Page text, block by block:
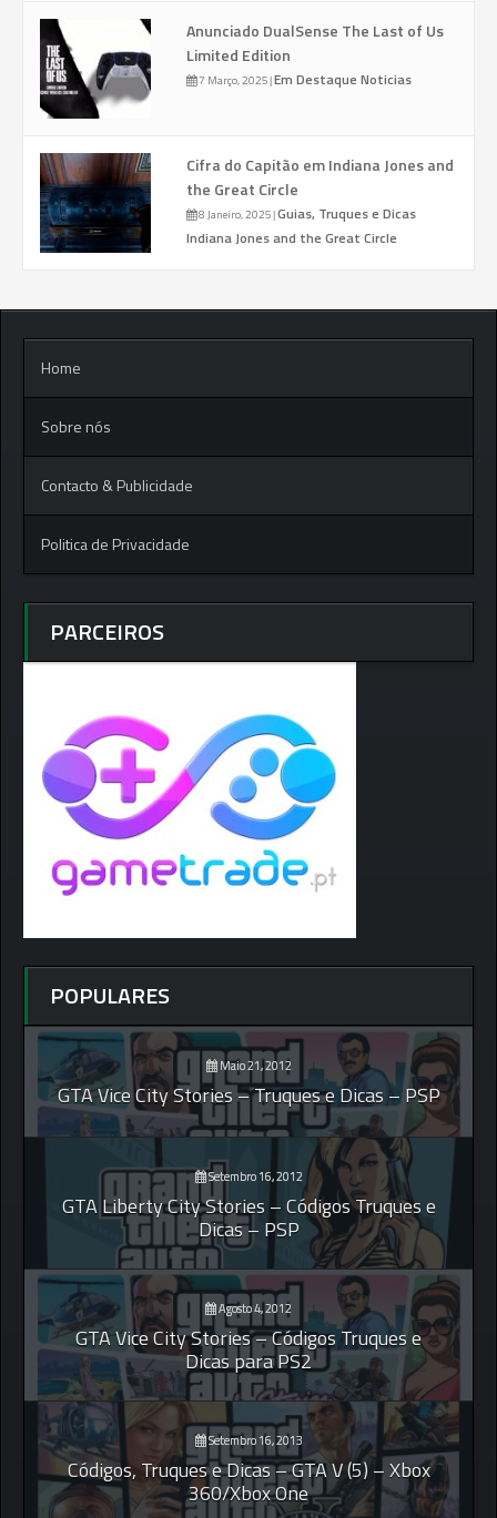
Anunciado DualSense The Last of Us
Limited Edition
7 Março, 2025|Em Destaque Noticias
Cifra do Capitão em Indiana Jones and
the Great Circle
8 Janeiro, 2025|Guias, Truques e Dicas
Indiana Jones and the Great Circle
Home
Sobre nós
Contacto & Publicidade
Politica de Privacidade
PARCEIROS
POPULARES
Maio 21, 2012
GTA Vice City Stories – Truques e Dicas – PSP
Setembro 16, 2012
GTA Liberty City Stories – Códigos Truques e
Dicas – PSP
Agosto 4, 2012
GTA Vice City Stories – Códigos Truques e
Dicas para PS2
Setembro 16, 2013
Códigos, Truques e Dicas – GTA V (5) – Xbox
360/Xbox One